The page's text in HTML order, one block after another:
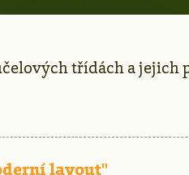
třídách a jejich
layout"